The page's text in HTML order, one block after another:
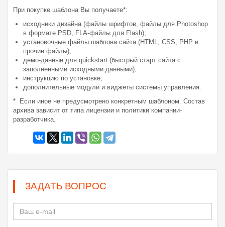
При покупке шаблона Вы получаете*:
исходники дизайна (файлы шрифтов, файлы для Photoshop
в формате PSD, FLA-файлы для Flash);
установочные файлы шаблона сайта (HTML, CSS, PHP и
прочие файлы);
демо-данные для quickstart (быстрый старт сайта с
заполненными исходными данными);
инструкцию по установке;
дополнительные модули и виджеты системы управления.
* Если иное не предусмотрено конкретным шаблоном. Состав
архива зависит от типа лицензии и политики компании-
разработчика.
ЗАДАТЬ ВОПРОС